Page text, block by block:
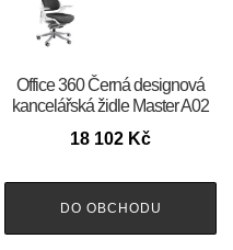
Office 360 Černá designová
kancelářská židle Master A02
18 102 Kč
DO OBCHODU